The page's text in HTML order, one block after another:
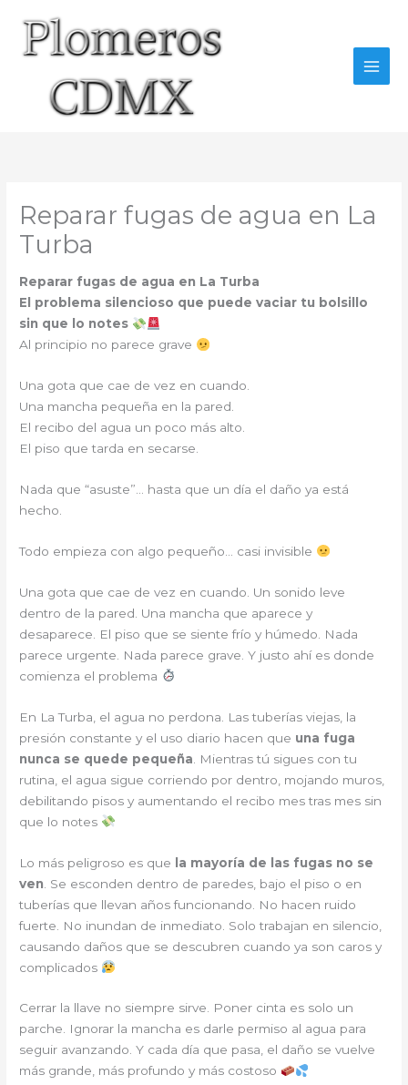
contenido
Reparar fugas de agua en La
Turba
Reparar fugas de agua en La Turba
El problema silencioso que puede vaciar tu bolsillo
sin que lo notes
Al principio no parece grave
Una gota que cae de vez en cuando.
Una mancha pequeña en la pared.
El recibo del agua un poco más alto.
El piso que tarda en secarse.
Nada que “asuste”… hasta que un día el daño ya está
hecho.
Todo empieza con algo pequeño… casi invisible
Una gota que cae de vez en cuando. Un sonido leve
dentro de la pared. Una mancha que aparece y
desaparece. El piso que se siente frío y húmedo. Nada
parece urgente. Nada parece grave. Y justo ahí es donde
comienza el problema
En La Turba, el agua no perdona. Las tuberías viejas, la
presión constante y el uso diario hacen que una fuga
nunca se quede pequeña . Mientras tú sigues con tu
rutina, el agua sigue corriendo por dentro, mojando muros,
debilitando pisos y aumentando el recibo mes tras mes sin
que lo notes
Lo más peligroso es que la mayoría de las fugas no se
ven . Se esconden dentro de paredes, bajo el piso o en
tuberías que llevan años funcionando. No hacen ruido
fuerte. No inundan de inmediato. Solo trabajan en silencio,
causando daños que se descubren cuando ya son caros y
complicados
Cerrar la llave no siempre sirve. Poner cinta es solo un
parche. Ignorar la mancha es darle permiso al agua para
seguir avanzando. Y cada día que pasa, el daño se vuelve
más grande, más profundo y más costoso